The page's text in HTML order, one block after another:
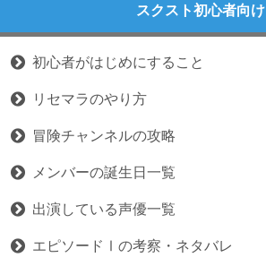
スクスト初心者向け
初心者がはじめにすること
リセマラのやり方
冒険チャンネルの攻略
メンバーの誕生日一覧
出演している声優一覧
エピソードⅠの考察・ネタバレ